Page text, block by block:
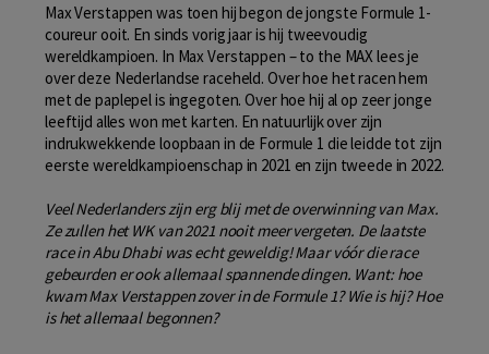
Max Verstappen was toen hij begon de jongste Formule 1-
coureur ooit. En sinds vorig jaar is hij tweevoudig
wereldkampioen. In Max Verstappen – to the MAX lees je
over deze Nederlandse raceheld. Over hoe het racen hem
met de paplepel is ingegoten. Over hoe hij al op zeer jonge
leeftijd alles won met karten. En natuurlijk over zijn
indrukwekkende loopbaan in de Formule 1 die leidde tot zijn
eerste wereldkampioenschap in 2021 en zijn tweede in 2022.
Veel Nederlanders zijn erg blij met de overwinning van Max.
Ze zullen het WK van 2021 nooit meer vergeten. De laatste
race in Abu Dhabi was echt geweldig! Maar vóór die race
gebeurden er ook allemaal spannende dingen. Want: hoe
kwam Max Verstappen zover in de Formule 1? Wie is hij? Hoe
is het allemaal begonnen?